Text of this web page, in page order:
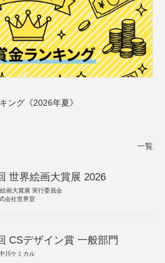
ング《2026年夏》
一覧
世界絵画大賞展 2026
画大賞展 実行委員会
会社世界堂
CSデザイン賞 一般部門
川ケミカル